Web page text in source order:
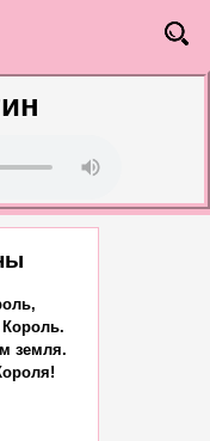
Король.
земля.